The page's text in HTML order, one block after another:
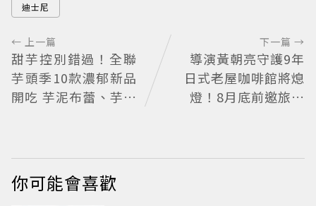
迪士尼
← 上一篇
甜芋控別錯過！全聯
芋頭季10款濃郁新品
開吃 芋泥布蕾、芋頭
下一篇 →
導演黃朝亮守護9年
日式老屋咖啡館將熄
燈！8月底前邀旅人
你可能會喜歡